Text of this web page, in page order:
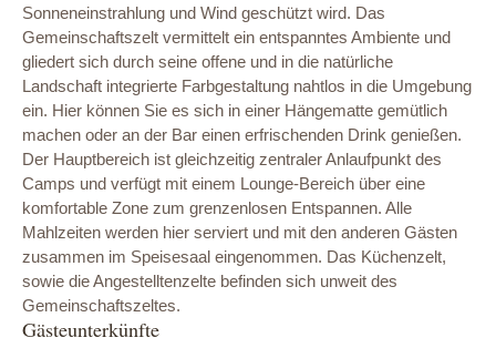
Sonneneinstrahlung und Wind geschützt wird. Das
Gemeinschaftszelt vermittelt ein entspanntes Ambiente und
gliedert sich durch seine offene und in die natürliche
Landschaft integrierte Farbgestaltung nahtlos in die Umgebung
ein. Hier können Sie es sich in einer Hängematte gemütlich
machen oder an der Bar einen erfrischenden Drink genießen.
Der Hauptbereich ist gleichzeitig zentraler Anlaufpunkt des
Camps und verfügt mit einem Lounge-Bereich über eine
komfortable Zone zum grenzenlosen Entspannen. Alle
Mahlzeiten werden hier serviert und mit den anderen Gästen
zusammen im Speisesaal eingenommen. Das Küchenzelt,
sowie die Angestelltenzelte befinden sich unweit des
Gemeinschaftszeltes.
Gästeunterkünfte